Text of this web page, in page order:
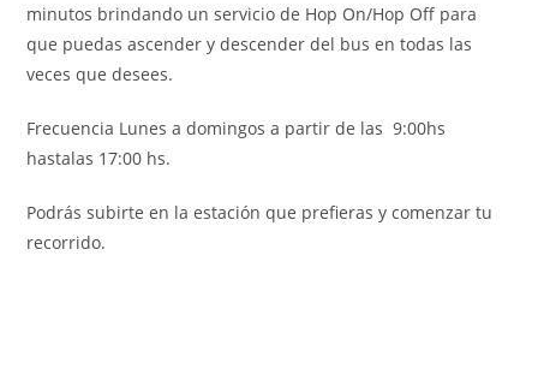
minutos brindando un servicio de Hop On/Hop Off para
que puedas ascender y descender del bus en todas las
veces que desees.
Frecuencia Lunes a domingos a partir de las 9:00hs
hastalas 17:00 hs.
Podrás subirte en la estación que prefieras y comenzar tu
recorrido.